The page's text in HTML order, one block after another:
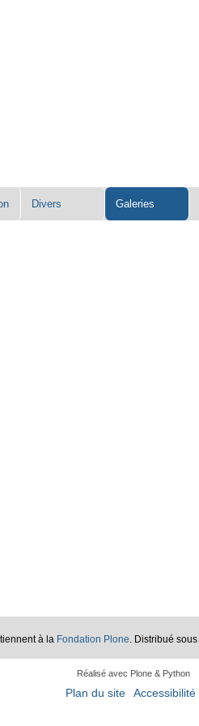
Divers Galeries
à la Fondation Plone . Distribué sous
Réalisé avec Plone & Python
Plan du site Accessibilité